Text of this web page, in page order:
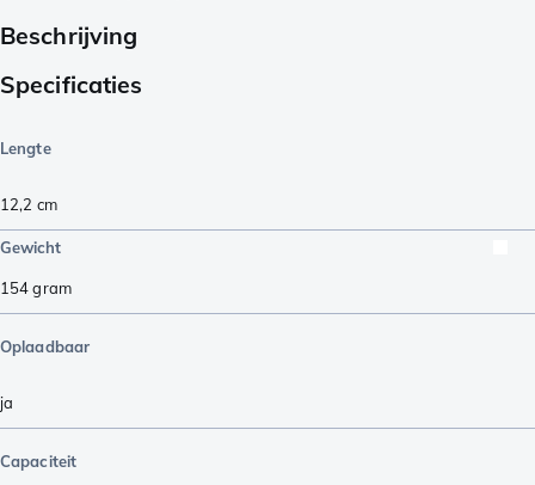
Beschrijving
Specificaties
Lengte
12,2 cm
Gewicht
154gram
Oplaadbaar
ja
Capaciteit